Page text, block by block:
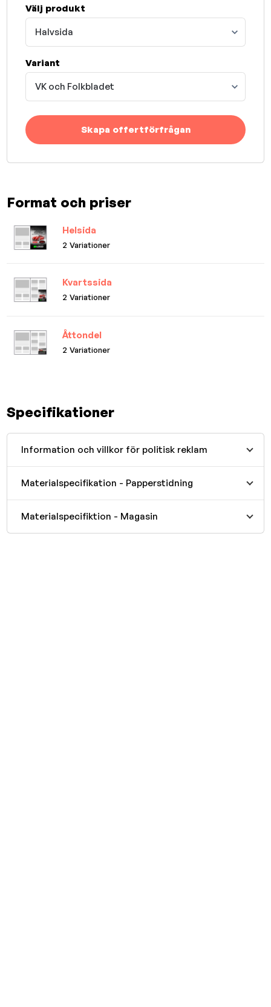
Format och priser
Helsida
2 Variationer
Kvartssida
2 Variationer
Åttondel
2 Variationer
Specifikationer
Information och villkor för politisk reklam
Materialspecifikation - Papperstidning
Materialspecifiktion - Magasin
Välj produkt
Halvsida
Variant
VK och Folkbladet
Skapa offertförfrågan